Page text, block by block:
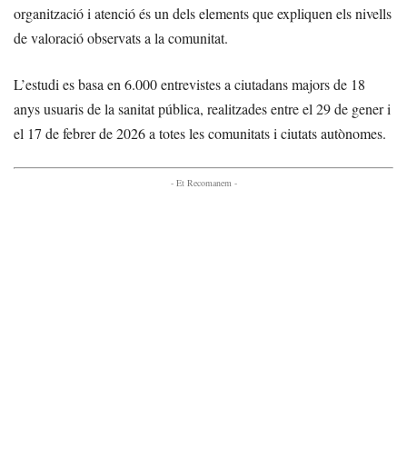
organització i atenció és un dels elements que expliquen els nivells
de valoració observats a la comunitat.
L’estudi es basa en 6.000 entrevistes a ciutadans majors de 18
anys usuaris de la sanitat pública, realitzades entre el 29 de gener i
el 17 de febrer de 2026 a totes les comunitats i ciutats autònomes.
- Et Recomanem -